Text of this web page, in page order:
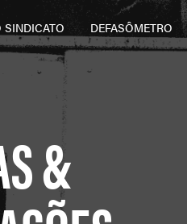
SINDICATO DEFASÔMETRO
&